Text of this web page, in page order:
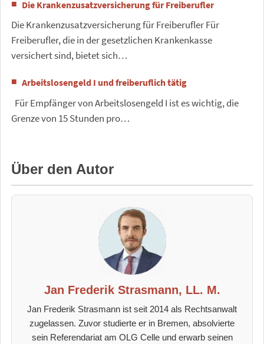
Die Krankenzusatzversicherung für Freiberufler
Die Krankenzusatzversicherung für Freiberufler Für
Freiberufler, die in der gesetzlichen Krankenkasse
versichert sind, bietet sich…
Arbeitslosengeld I und freiberuflich tätig
Für Empfänger von Arbeitslosengeld I ist es wichtig, die
Grenze von 15 Stunden pro…
Über den Autor
Jan Frederik Strasmann, LL. M.
Jan Frederik Strasmann ist seit 2014 als Rechtsanwalt
zugelassen. Zuvor studierte er in Bremen, absolvierte
sein Referendariat am OLG Celle und erwarb seinen